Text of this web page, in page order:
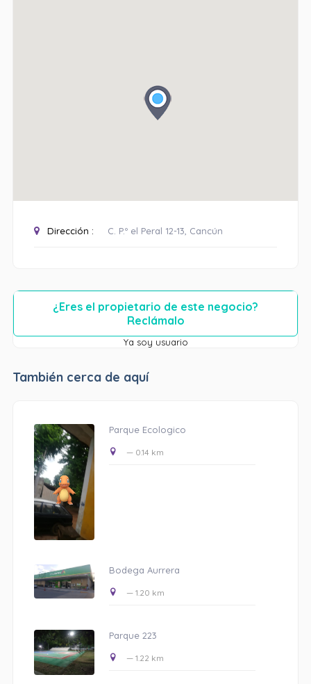
Dirección : C. P.º el Peral 12-13, Cancún
¿Eres el propietario de este negocio?
Reclámalo
Ya soy usuario
También cerca de aquí
Parque Ecologico
— 0.14 km
Bodega Aurrera
— 1.20 km
Parque 223
— 1.22 km